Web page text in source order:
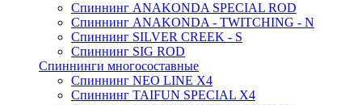
Спиннинг ANAKONDA SPECIAL ROD
Спиннинг ANAKONDA - TWITCHING - N
Спиннинг SILVER CREEK - S
Спиннинг SIG ROD
Спиннинги многосоставные
Спиннинг NEO LINE X4
Спиннинг TAIFUN SPECIAL X4